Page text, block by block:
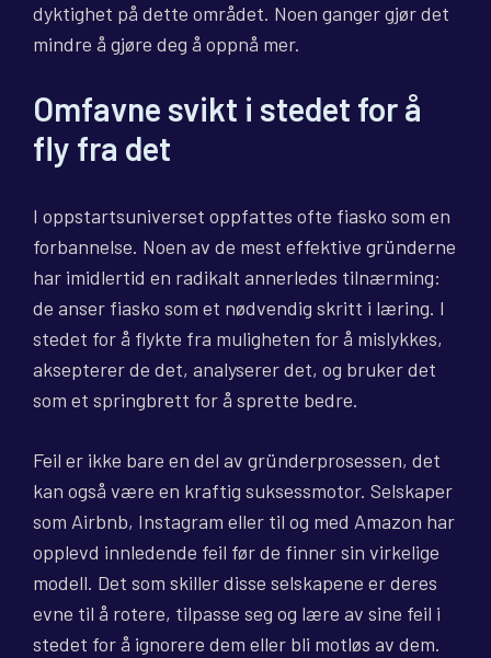
dyktighet på dette området. Noen ganger gjør det
mindre å gjøre deg å oppnå mer.
Omfavne svikt i stedet for å
fly fra det
I oppstartsuniverset oppfattes ofte fiasko som en
forbannelse. Noen av de mest effektive gründerne
har imidlertid en radikalt annerledes tilnærming:
de anser fiasko som et nødvendig skritt i læring. I
stedet for å flykte fra muligheten for å mislykkes,
aksepterer de det, analyserer det, og bruker det
som et springbrett for å sprette bedre.
Feil er ikke bare en del av gründerprosessen, det
kan også være en kraftig suksessmotor. Selskaper
som Airbnb, Instagram eller til og med Amazon har
opplevd innledende feil før de finner sin virkelige
modell. Det som skiller disse selskapene er deres
evne til å rotere, tilpasse seg og lære av sine feil i
stedet for å ignorere dem eller bli motløs av dem.